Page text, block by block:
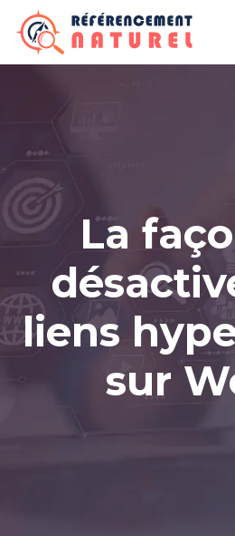
La
liens
sur